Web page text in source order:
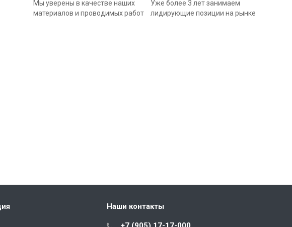
Мы уверены в качестве наших
материалов и проводимых работ
Уже более 3 лет занимаем
лидирующие позиции на рынке
Наши контакты